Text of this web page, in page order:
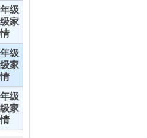
级
家
级
家
级
家